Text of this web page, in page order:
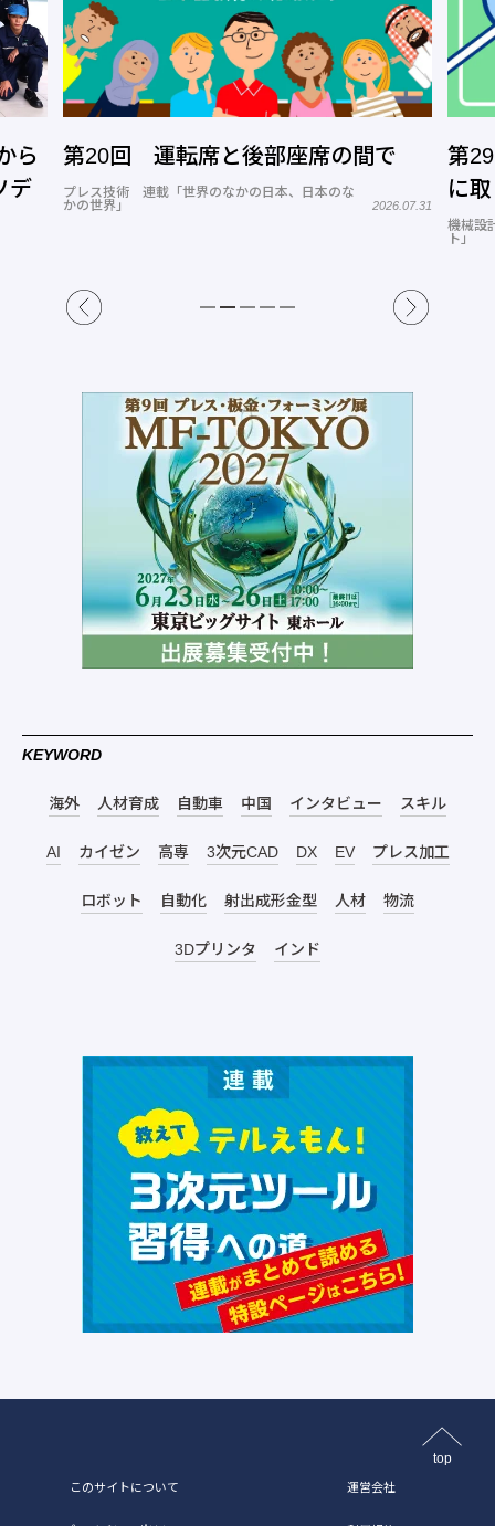
ら
デ
第20回 運転席と後部座席の間で
プレス技術 連載「世界のなかの日本、日本のな
かの世界」
2026.07.31
第
に
機械設
ト」
KEYWORD
海外 人材育成 自動車 中国 インタビュー スキル
AI カイゼン 高専 3次元CAD DX EV プレス加工
ロボット 自動化 射出成形金型 人材 物流
3Dプリンタ インド
top
このサイトについて 運営会社